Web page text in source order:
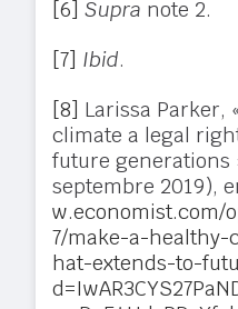
[6] Supra note 2.
[7] Ibid.
[8] Larissa Parker,
climate a legal
future generations
septembre 2019),
w.economist.com/
7/make-a-
hat-extends-to-